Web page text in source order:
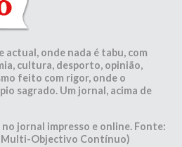
actual, onde nada é tabu, com
cultura, desporto, opinião,
feito com rigor, onde o
sagrado. Um jornal, acima de
jornal impresso e online. Fonte:
Multi-Objectivo Contínuo)